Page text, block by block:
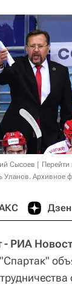
Сысоев
Уланов. Архивное
Дзен
РИА